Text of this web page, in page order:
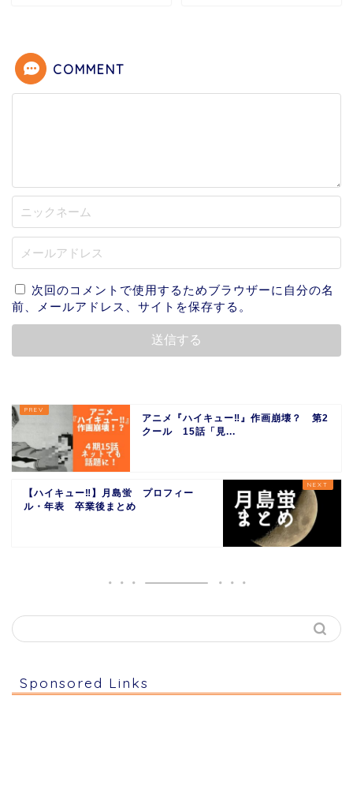
COMMENT
次回のコメントで使用するためブラウザーに自分の名
前、メールアドレス、サイトを保存する。
アニメ『ハイキュー‼︎』作画崩壊？ 第2
クール 15話「見...
【ハイキュー‼︎】月島蛍 プロフィー
ル・年表 卒業後まとめ
Sponsored Links